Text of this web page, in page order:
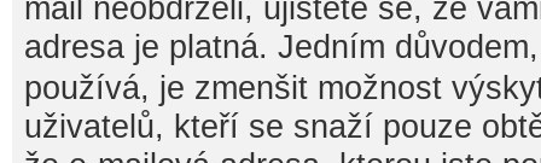
mail neobdrželi, ujistěte se, že
adresa je platná. Jedním
používá, je zmenšit možnost
uživatelů, kteří se snaží pouze